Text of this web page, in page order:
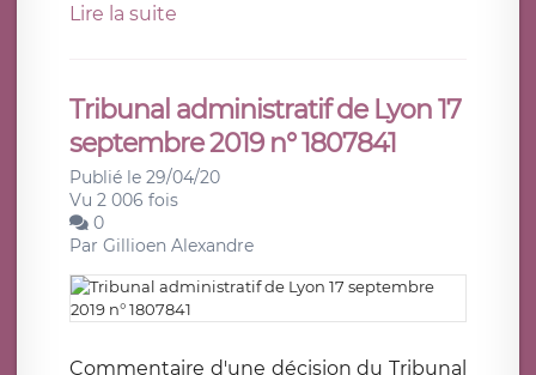
Lire la suite
Tribunal administratif de Lyon 17
septembre 2019 n° 1807841
Publié le 29/04/20
Vu 2 006 fois
0
Par Gillioen Alexandre
Commentaire d'une décision du Tribunal